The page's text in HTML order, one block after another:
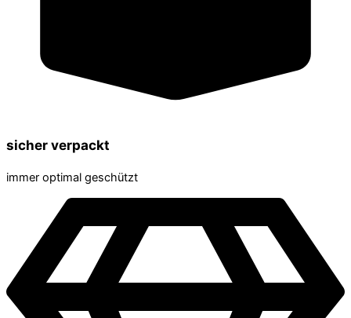
sicher verpackt
immer optimal geschützt